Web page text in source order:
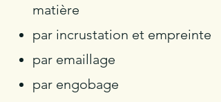
matière
par incrustation et empreinte
par emaillage
par engobage